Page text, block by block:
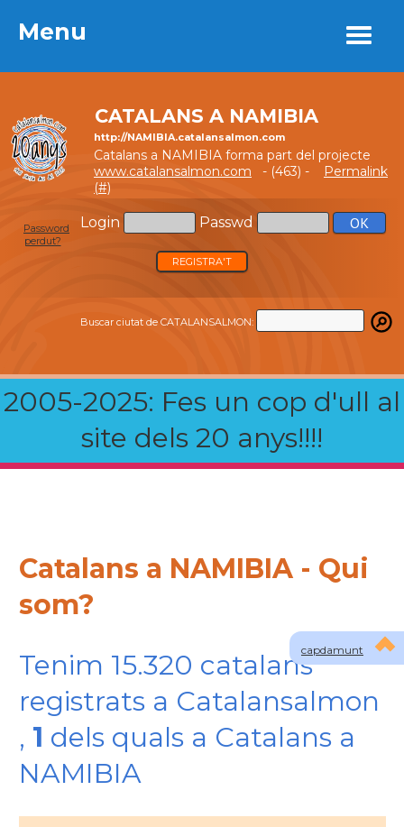
Menu
CATALANS A NAMIBIA
http://NAMIBIA.catalansalmon.com
Catalans a NAMIBIA forma part del projecte
www.catalansalmon.com - (463) -
Permalink
(#)
Login Passwd
Password
perdut?
REGISTRA'T
Buscar ciutat de CATALANSALMON:
2005-2025: Fes un cop d'ull al
site dels 20 anys!!!!
Menu
capdamunt
Catalans a NAMIBIA - Qui
som?
Tenim 15.320 catalans
registrats a Catalansalmon
, 1 dels quals a Catalans a
NAMIBIA